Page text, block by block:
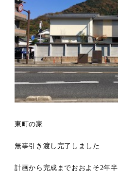
東町の家
無事引き渡し完了しました
計画から完成までおおよそ2年半